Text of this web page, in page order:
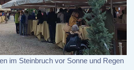
im Steinbruch vor Sonne und Regen